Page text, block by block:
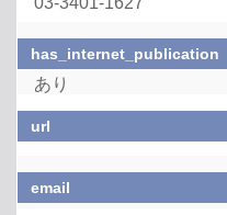
has_internet_publication
あり
url
email